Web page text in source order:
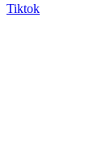
Tiktok